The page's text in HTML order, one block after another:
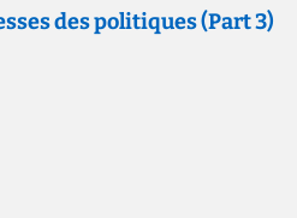
des politiques (Part 3)